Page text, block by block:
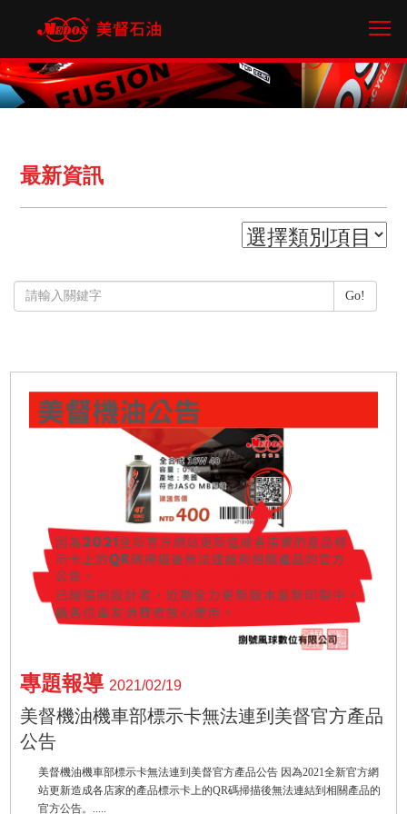
最新資訊
Go!
專題報導2021/02/19
美督機油機車部標示卡無法連到美督官方產品
公告
美督機油機車部標示卡無法連到美督官方產品公告 因為2021全新官方網
站更新造成各店家的產品標示卡上的QR碼掃描後無法連結到相關產品的
官方公告。.....